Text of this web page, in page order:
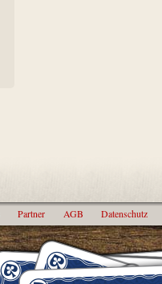
Partner AGB Datenschutz